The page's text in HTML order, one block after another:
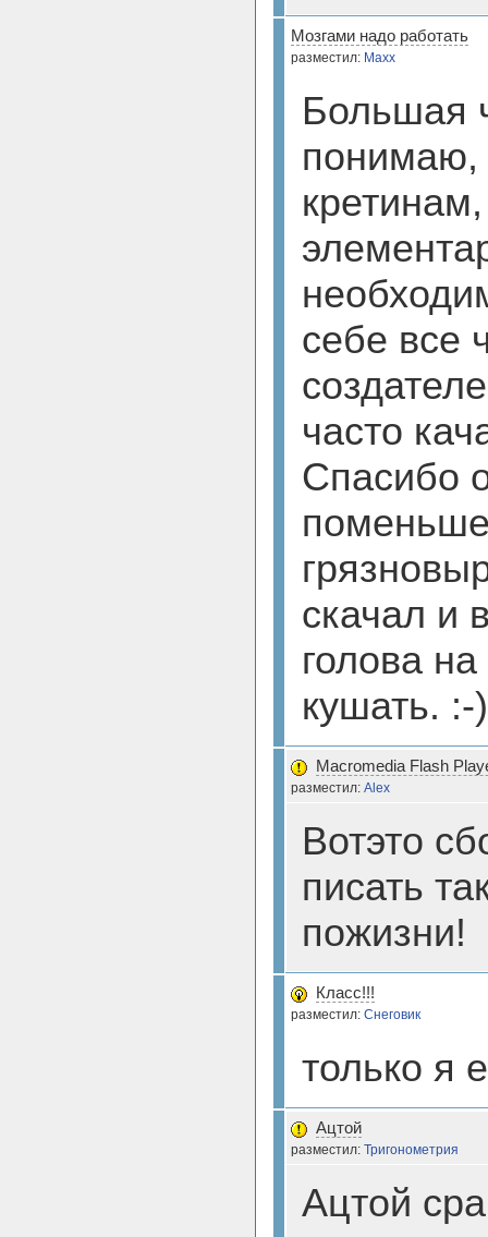
Мозгами надо работать
разместил: Maxx
Большая
понимаю,
себе все
часто
Спасибо
скачал и
голова
кушать. :-)
Macromedia Flash
разместил: Alex
Вотэто
писать
пожизни!
Класс!!!
разместил: Снеговик
только я
Ацтой
разместил: Тригонометрия
Ацтой